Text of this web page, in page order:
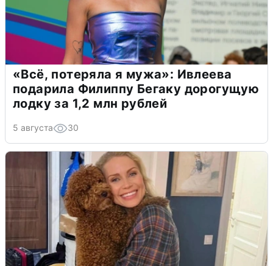
«Всё, потеряла я мужа»: Ивлеева
подарила Филиппу Бегаку дорогущую
лодку за 1,2 млн рублей
5 августа 30